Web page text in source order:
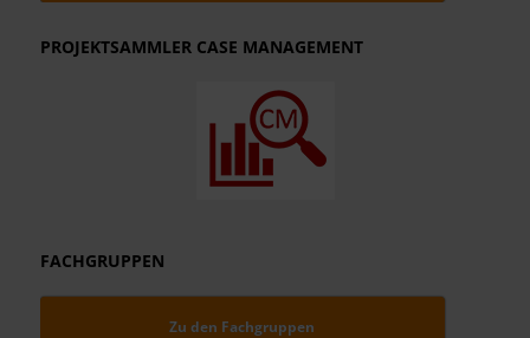
PROJEKTSAMMLER CASE MANAGEMENT
FACHGRUPPEN
Zu den Fachgruppen